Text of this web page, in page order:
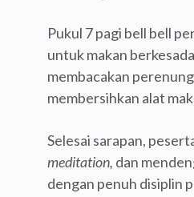
Pukul 7 pagi bell bell
untuk makan
membacakan
membersihkan alat
Selesai sarapan,
meditation, dan
dengan penuh disiplin